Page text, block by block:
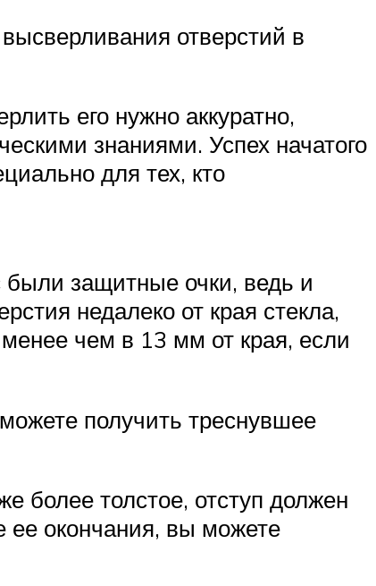
отверстий в
его нужно аккуратно,
знаниями. Успех начатого
для тех, кто
защитные очки, ведь и
недалеко от края стекла,
чем в 13 мм от края, если
получить треснувшее
более толстое, отступ должен
ее окончания, вы можете